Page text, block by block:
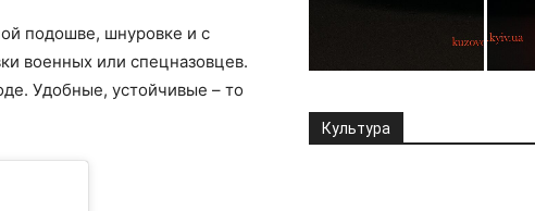
подошве, шнуровке и с
военных или спецназовцев.
Удобные, устойчивые – то
Культура